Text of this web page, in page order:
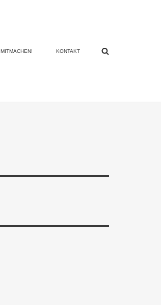
MITMACHEN! KONTAKT